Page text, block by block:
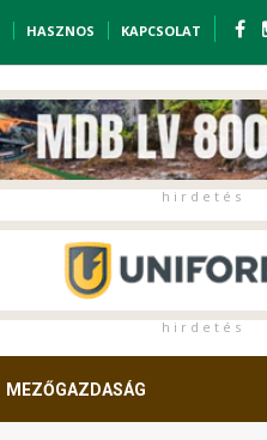
HASZNOS KAPCSOLAT
h i r d e t é s
h i r d e t é s
MEZŐGAZDASÁG